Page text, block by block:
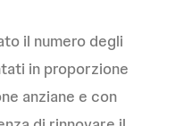
il numero degli
in proporzione
anziane e con